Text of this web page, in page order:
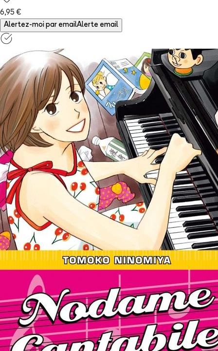
6,95 €
Alertez-moi par emailAlerte email